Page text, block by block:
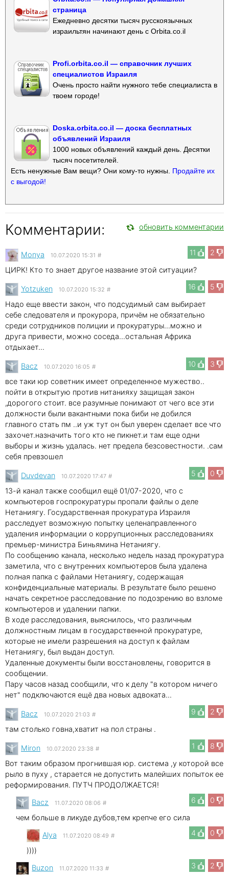
страница
Ежедневно десятки тысяч русскоязычных
израильтян начинают день с Orbita.co.il
Profi.orbita.co.il — справочник лучших
специалистов Израиля
Очень просто найти нужного тебе специалиста в
твоем городе!
Doska.orbita.co.il — доска бесплатных
объявлений Израиля
1000 новых объявлений каждый день. Десятки
тысяч посетителей.
Есть ненужные Вам вещи? Они кому-то нужны. Продайте их
с выгодой!
Комментарии: обновить комментарии
11 2
Мonya 10.07.2020 15:31 #
ЦИРК! Кто то знает другое название этой ситуации?
16
5
Yotzuken 10.07.2020 15:32 #
Надо еще ввести закон, что подсудимый сам выбирает
себе следователя и прокурора, причём не обязательно
среди сотрудников полиции и прокуратуры...можно и
друга привести, можно соседа...остальная Африка
отдыхает...
10
3
Bacz 10.07.2020 16:05 #
все таки юр советник имеет определенное мужество..
пойти в открытую против нитанияху защищая закон
,дорогого стоит. все разумные понимают от чего все эти
должности были вакантными пока биби не добился
главного стать пм ..и уж тут он был уверен сделает все что
захочет.назначить того кто не пикнет.и там еще одни
выборы и жизнь удалась. нет предела безсовестности. .сам
себя превзошел
5
0
Duvdevan 10.07.2020 17:47 #
13-й канал также сообщил ещё 01/07-2020, что с
компьютеров госпрокуратуры пропали файлы о деле
Нетаниягу. Государственная прокуратура Израиля
расследует возможную попытку целенаправленного
удаления информации о коррупционных расследованиях
премьер-министра Биньямина Нетаниягу.
По сообщению канала, несколько недель назад прокуратура
заметила, что с внутренних компьютеров была удалена
полная папка с файлами Нетаниягу, содержащая
конфиденциальные материалы. В результате было решено
начать секретное расследование по подозрению во взломе
компьютеров и удалении папки.
В ходе расследования, выяснилось, что различным
должностным лицам в государственной прокуратуре,
которые не имели разрешения на доступ к файлам
Нетаниягу, был выдан доступ.
Удаленные документы были восстановлены, говорится в
сообщении.
Пару часов назад сообщили, что к делу "в котором ничего
нет" подключаются ещё два новых адвоката...
9
2
Bacz 10.07.2020 21:03 #
там столько говна,хватит на пол страны .
1
8
Miron 10.07.2020 23:38 #
Вот таким образом прогнившая юр. система ,у которой все
рыло в пуху , старается не допустить малейших попыток ее
реформирования. ПУТЧ ПРОДОЛЖАЕТСЯ!
6
0
Bacz 11.07.2020 08:06 #
чем больше в ликуде дубов,тем крепче его сила
4
0
Alya 11.07.2020 08:49 #
))))
3
2
Buzon 11.07.2020 11:33 #